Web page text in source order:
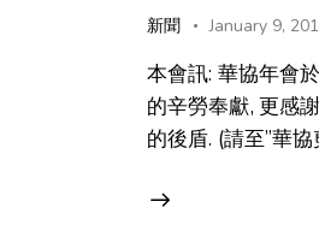
新聞 January 9,
本會訊: 華協年會
的辛勞奉獻, 更感
的後盾. (請至”華